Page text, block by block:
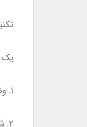
یک
1. وضعیت بیمار: بیمار در حالت نشسته یا در وضعیت دکوبیتوس جانبی قرار می گیرد و ستون فقرات خمیده می شود تا فضاهای بین مهره ای باز شود.